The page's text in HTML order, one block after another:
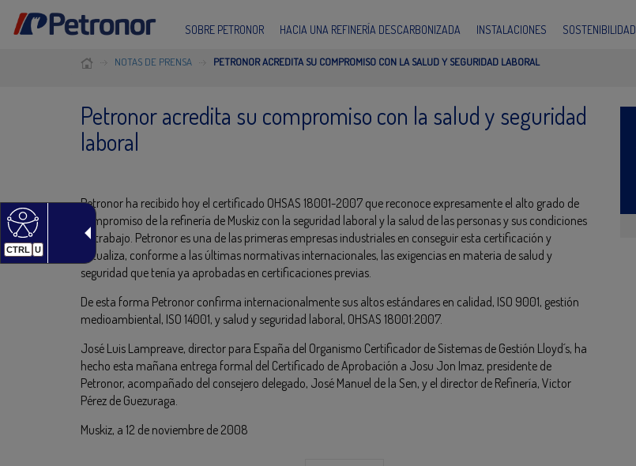
CTRL U
SOBRE PETRONOR HACIA UNA REFINERÍA DESCARBONIZADA INSTALACIONES SOSTENIBILIDAD
NOTAS DE PRENSA PETRONOR ACREDITA SU COMPROMISO CON LA SALUD Y SEGURIDAD LABORAL
Petronor acredita su compromiso con la salud y seguridad
laboral
Petronor ha recibido hoy el certificado OHSAS 18001-2007 que reconoce expresamente el alto grado de
compromiso de la refinería de Muskiz con la seguridad laboral y la salud de las personas y sus condiciones
de trabajo. Petronor es una de las primeras empresas industriales en conseguir esta certificación y
actualiza, conforme a las últimas normativas internacionales, las exigencias en materia de salud y
seguridad que tenía ya aprobadas en certificaciones previas.
De esta forma Petronor confirma internacionalmente sus altos estándares en calidad, ISO 9001, gestión
medioambiental, ISO 14001, y salud y seguridad laboral, OHSAS 18001:2007.
José Luis Lampreave, director para España del Organismo Certificador de Sistemas de Gestión Lloyd´s, ha
hecho esta mañana entrega formal del Certificado de Aprobación a Josu Jon Imaz, presidente de
Petronor, acompañado del consejero delegado, José Manuel de la Sen, y el director de Refinería, Victor
Pérez de Guezuraga.
Muskiz, a 12 de noviembre de 2008